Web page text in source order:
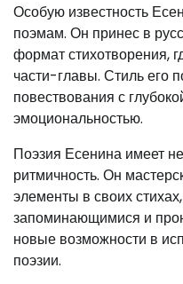
Особую известность
поэмам. Он принес в
формат стихотворения,
части-главы. Стиль его
повествования с
эмоциональностью.
Поэзия Есенина имеет
ритмичность. Он
элементы в своих
запоминающимися и
новые возможности в
поэзии.